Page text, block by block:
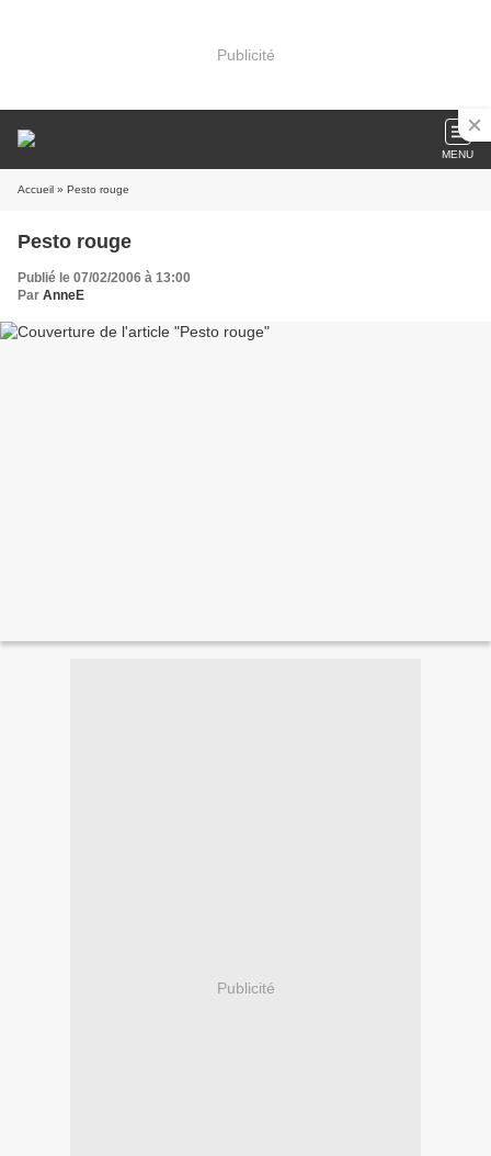
Publicité
MENU
Accueil » Pesto rouge
Pesto rouge
Publié le 07/02/2006 à 13:00
Par AnneE
Publicité